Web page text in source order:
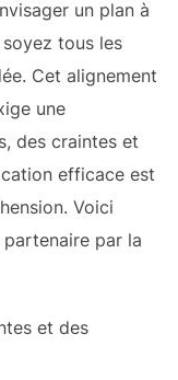
un plan à
tous les
Cet alignement
une
des craintes et
efficace est
Voici
par la
et des